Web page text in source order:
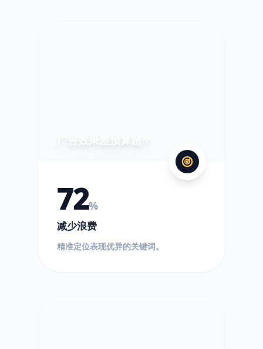
广告效果差预算超？
72%
减少浪费
精准定位表现优异的关键词。